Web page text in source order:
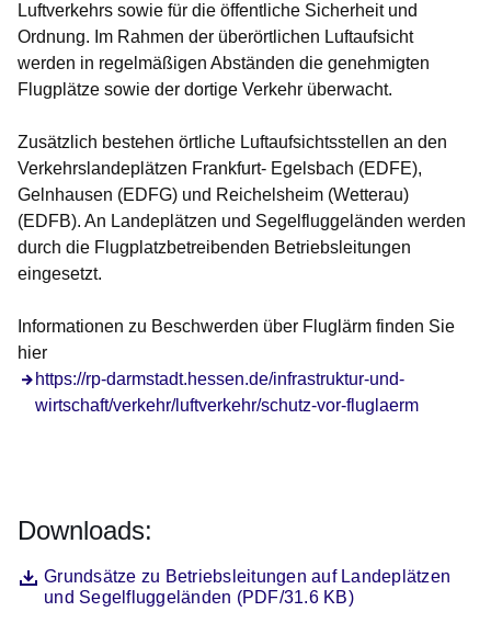
Luftverkehrs sowie für die öffentliche Sicherheit und
Ordnung. Im Rahmen der überörtlichen Luftaufsicht
werden in regelmäßigen Abständen die genehmigten
Flugplätze sowie der dortige Verkehr überwacht.
Zusätzlich bestehen örtliche Luftaufsichtsstellen an den
Verkehrslandeplätzen Frankfurt- Egelsbach (EDFE),
Gelnhausen (EDFG) und Reichelsheim (Wetterau)
(EDFB). An Landeplätzen und Segelfluggeländen werden
durch die Flugplatzbetreibenden Betriebsleitungen
eingesetzt.
Informationen zu Beschwerden über Fluglärm finden Sie
hier
https://rp-darmstadt.hessen.de/infrastruktur-und-
wirtschaft/verkehr/luftverkehr/schutz-vor-fluglaerm
Öffnet sich in einem neuen Fenster
Downloads:
DateiGrundsätze zu Betriebsleitungen auf Landeplätzen
und Segelfluggeländen (PDF/31.6 KB)
Öffnet sich in einem neuen Fenster